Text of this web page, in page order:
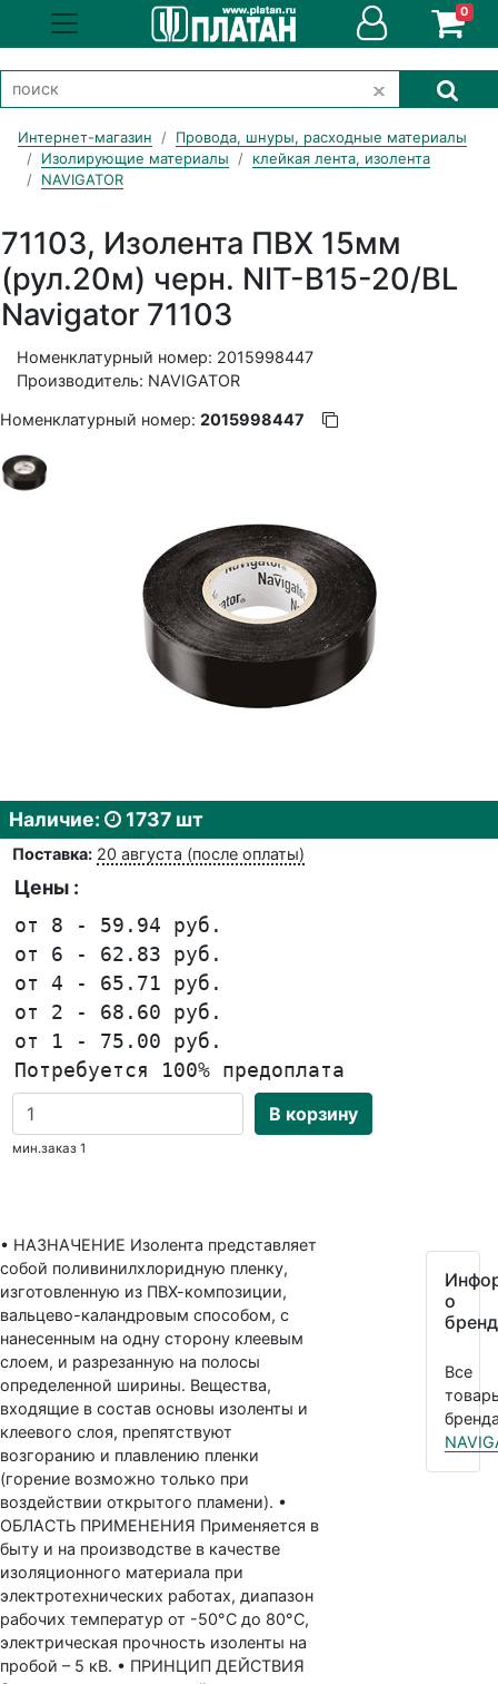
0
Интернет-магазин
Провода, шнуры, расходные материалы
Изолирующие материалы
клейкая лента, изолента
NAVIGATOR
71103, Изолента ПВХ 15мм
(рул.20м) черн. NIT-B15-20/BL
Navigator 71103
Номенклатурный номер: 2015998447
Производитель: NAVIGATOR
Номенклатурный номер: 2015998447
Наличие: 1737 шт
Поставка: 20 августа (после оплаты)
Цены :
от 8 - 59.94 руб.
от 6 - 62.83 руб.
от 4 - 65.71 руб.
от 2 - 68.60 руб.
от 1 - 75.00 руб.
Потребуется 100% предоплата
В корзину
мин.заказ 1
• НАЗНАЧЕНИЕ Изолента представляет
собой поливинилхлоридную пленку,
изготовленную из ПВХ-композиции,
вальцево-каландровым способом, с
нанесенным на одну сторону клеевым
слоем, и разрезанную на полосы
определенной ширины. Вещества,
входящие в состав основы изоленты и
клеевого слоя, препятствуют
возгоранию и плавлению пленки
(горение возможно только при
воздействии открытого пламени). •
ОБЛАСТЬ ПРИМЕНЕНИЯ Применяется в
быту и на производстве в качестве
изоляционного материала при
электротехнических работах, диапазон
рабочих температур от -50°С до 80°С,
электрическая прочность изоленты на
пробой – 5 кВ. • ПРИНЦИП ДЕЙСТВИЯ
о
Все